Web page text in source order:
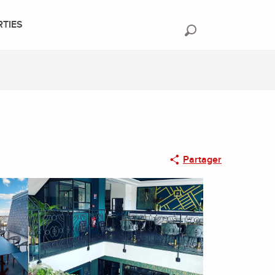
Partager